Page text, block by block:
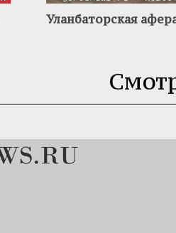
Уланбаторская